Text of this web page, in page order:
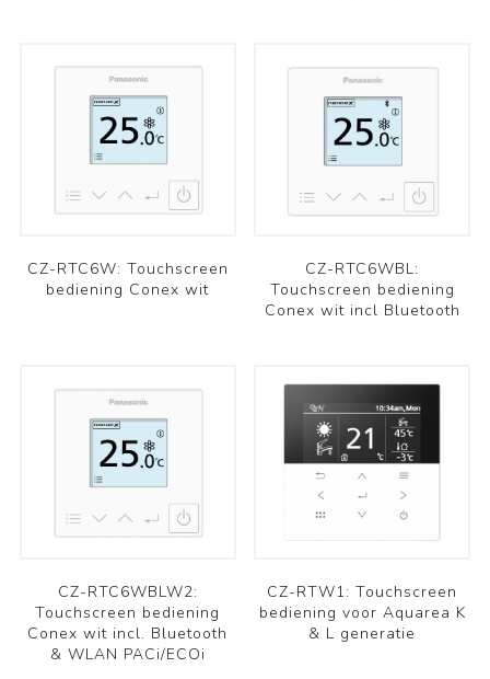
CZ-RTC6W: Touchscreen
bediening Conex wit
CZ-RTC6WBL:
Touchscreen bediening
Conex wit incl Bluetooth
CZ-RTC6WBLW2:
Touchscreen bediening
Conex wit incl. Bluetooth
& WLAN PACi/ECOi
CZ-RTW1: Touchscreen
bediening voor Aquarea K
& L generatie